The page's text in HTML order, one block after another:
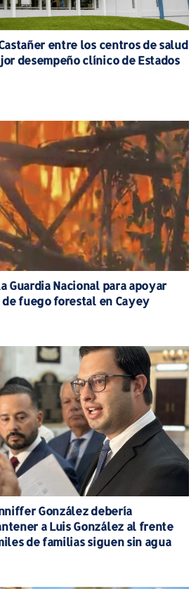
entre los centros de salud
desempeño clínico de Estados
Guardia Nacional para apoyar
fuego forestal en Cayey
González debería
a Luis González al frente
de familias siguen sin agua